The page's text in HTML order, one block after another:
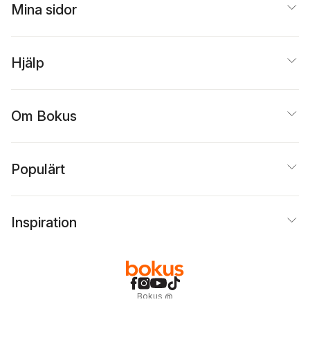
Mina sidor
Hjälp
Om Bokus
Populärt
Inspiration
Bokus @